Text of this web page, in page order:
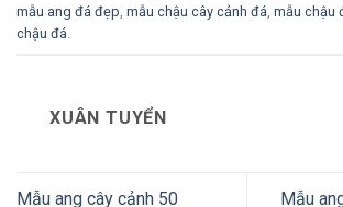
mẫu ang đá đẹp, mẫu chậu cây cảnh đá, mẫu chậu
chậu đá.
XUÂN TUYỂN
Mẫu ang cây cảnh 50 Mẫu